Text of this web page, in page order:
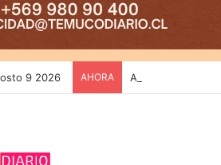
9 2026 AHORA